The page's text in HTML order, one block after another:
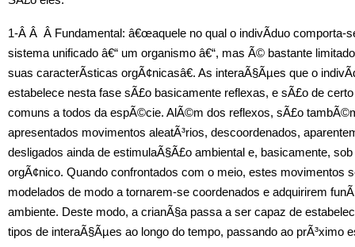
1-Â Â Â Fundamental: â€œaquele no qual o indivÃ­duo comporta-
sistema unificado â€“ um organismo â€“, mas Ã© bastante
suas caracterÃ­sticas orgÃ¢nicasâ€. As interaÃ§Ãµes que o
estabelece nesta fase sÃ£o basicamente reflexas, e sÃ£o de
comuns a todos da espÃ©cie. AlÃ©m dos reflexos, sÃ£o
apresentados movimentos aleatÃ³rios, descoordenados,
desligados ainda de estimulaÃ§Ã£o ambiental e, basicamente,
orgÃ¢nico. Quando confrontados com o meio, estes movimentos
modelados de modo a tornarem-se coordenados e adquirirem
ambiente. Deste modo, a crianÃ§a passa a ser capaz de
tipos de interaÃ§Ãµes ao longo do tempo, passando ao prÃ³ximo